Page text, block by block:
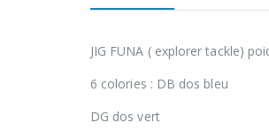
JIG FUNA ( explorer tackle)
6 colories : DB dos bleu
DG dos vert